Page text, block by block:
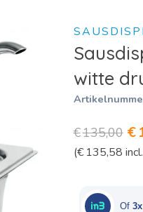
witte
€135,00 €
(€ 135,58
Of